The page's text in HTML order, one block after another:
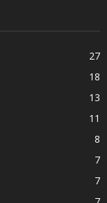
27
18
13
11
8
7
7